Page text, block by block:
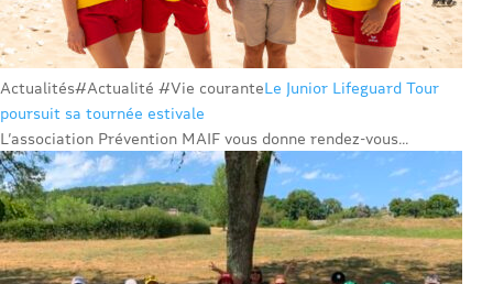
Actualités#Actualité #Vie couranteLe Junior Lifeguard Tour
poursuit sa tournée estivale
L’association Prévention MAIF vous donne rendez-vous...